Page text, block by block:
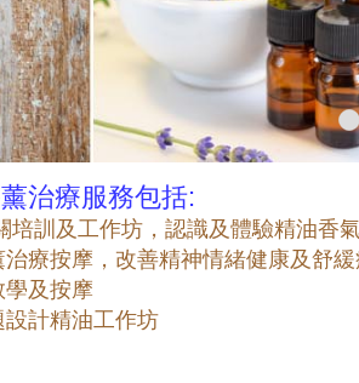
治療服務包括:
培訓及工作坊，認識及體驗精油香
療按摩，改善精神情緒健康及舒緩
學及按摩
計精油工作坊